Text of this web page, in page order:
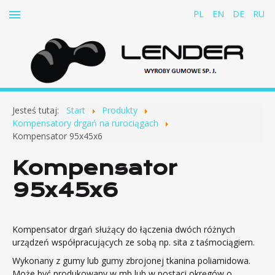
PL EN DE RU
O firmie
Produkty
Pasy gumowo-tkaninowe do odciągów kablowych
Amortyzatory gumowe
Amortyzator pomp wentylatorów silników i innych
urządzeń
Zderzaki i odbojniki
Jesteś tutaj: Start
Produkty
Kompensatory drgań na rurociągach
Kompensator 95x45x6
Kompensator
95x45x6
Kompensator drgań służący do łączenia dwóch różnych
urządzeń współpracujących ze sobą np. sita z taśmociągiem.
Wykonany z gumy lub gumy zbrojonej tkanina poliamidowa.